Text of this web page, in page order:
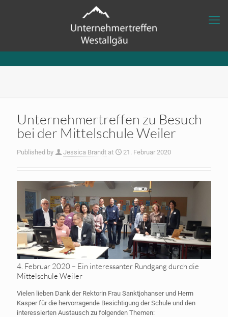
Unternehmertreffen zu Besuch
bei der Mittelschule Weiler
Published by Jessica Brandt at 21. Februar 2020
4. Februar 2020 – Ein interessanter Rundgang durch die
Mittelschule Weiler
Vielen lieben Dank der Rektorin Frau Sanktjohanser und Herrn
Kasper für die hervorragende Besichtigung der Schule und den
interessierten Austausch zu folgenden Themen: